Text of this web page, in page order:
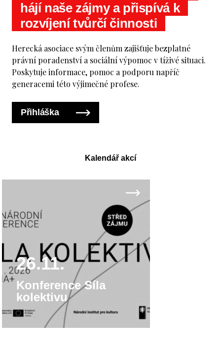
hájí naše zájmy a přispívá k
rozvíjení tvůrčí činnosti
Herecká asociace svým členům zajišťuje bezplatné
právní poradenství a sociální výpomoc v tíživé situaci.
Poskytuje informace, pomoc a podporu napříč
generacemi této výjimečné profese.
Přihláška
Kalendář akcí
26.11.
Konference Síla
kolektivu